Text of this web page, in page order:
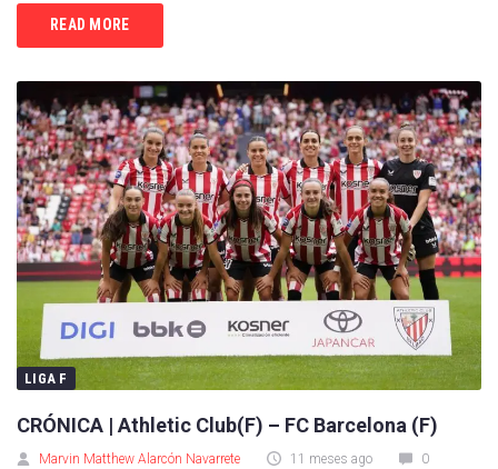
READ MORE
LIGA F
CRÓNICA | Athletic Club(F) – FC Barcelona (F)
Marvin Matthew Alarcón Navarrete 11 meses ago 0